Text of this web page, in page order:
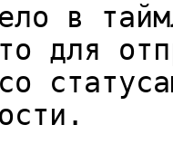
в
для